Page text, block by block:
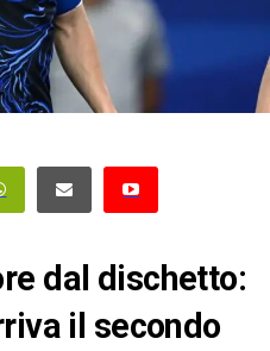
dal dischetto:
il secondo